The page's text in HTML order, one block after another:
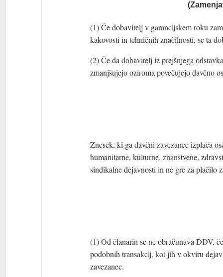
(1) Če dobavitelj v garancijskem roku
kakovosti in tehničnih značilnosti, se ta
(2) Če da dobavitelj iz prejšnjega
zmanjšujejo oziroma povečujejo davčno
Znesek, ki ga davčni zavezanec izplača
humanitarne, kulturne, znanstvene,
sindikalne dejavnosti in ne gre za plačilo
(1) Od članarin se ne obračunava DDV,
podobnih transakcij, kot jih v okviru
zavezanec.